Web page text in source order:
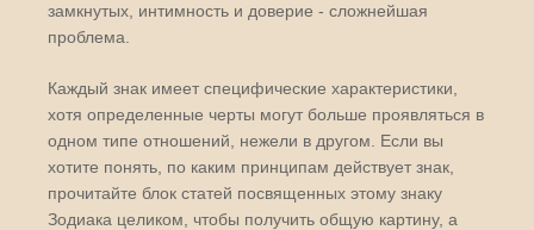
замкнутых, интимность и доверие - сложнейшая
проблема.
Каждый знак имеет специфические характеристики,
хотя определенные черты могут больше проявляться в
одном типе отношений, нежели в другом. Если вы
хотите понять, по каким принципам действует знак,
прочитайте блок статей посвященных этому знаку
Зодиака целиком, чтобы получить общую картину, а